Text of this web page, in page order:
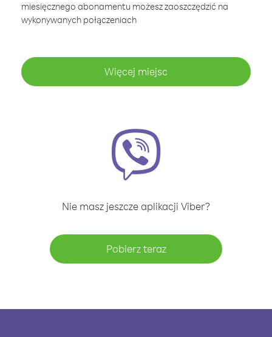
miesięcznego abonamentu możesz zaoszczędzić na
wykonywanych połączeniach
Więcej miejsc
Nie masz jeszcze aplikacji Viber?
Pobierz teraz